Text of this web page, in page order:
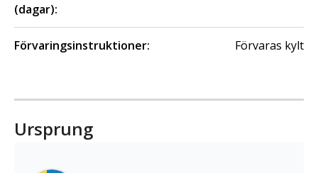
(dagar):
Förvaringsinstruktioner: Förvaras kylt
Ursprung